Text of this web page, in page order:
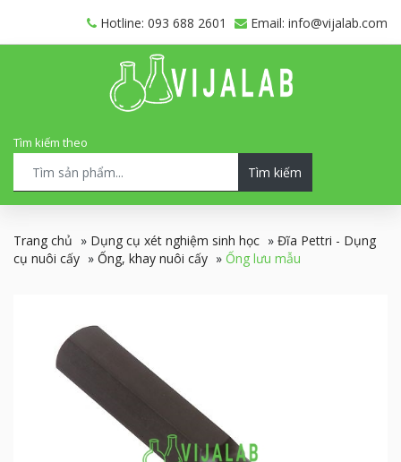
Hotline: 093 688 2601 Email: info@vijalab.com
Tìm kiếm theo
Tìm kiếm
Trang chủ » Dụng cụ xét nghiệm sinh học » Đĩa Pettri - Dụng
cụ nuôi cấy » Ống, khay nuôi cấy » Ống lưu mẫu